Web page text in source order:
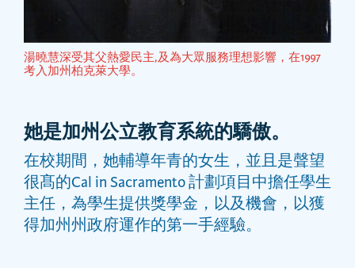
湯曉慧深受其父熱愛民主,及為大眾服務理想影響，在1997
考入加州柏克萊大學。
她是加州公立教育系統的驕傲。
在校期間，她輔導年青的女生，並且是聲望
很髙的Cal in Sacramento 計劃項目中擔任學生
主任，為學生提供獎學金，以及機會，以獲
得加州州政府運作的第一手經驗。